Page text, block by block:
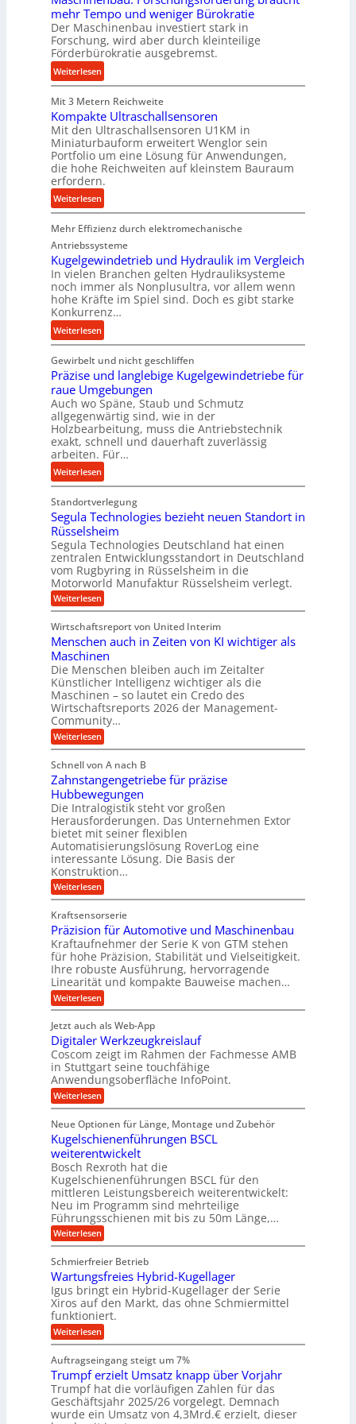
s
s
K
o
e
n
i
g
&
a
u
e
r
u
n
g
e
n
f
ü
r
d
i
e
P
r
o
d
t
i
o
n
i
n
d
e
n
M
i
t
t
e
l
a
n
d
mehr Tempo und weniger Bürokratie
Der Maschinenbau investiert stark in
Forschung, wird aber durch kleinteilige
Förderbürokratie ausgebremst.
Weiterlesen:
M
a
s
c
h
i
n
e
n
u
:
F
o
r
c
h
u
n
g
s
f
ö
r
d
r
u
n
b
r
a
u
c
h
t
m
e
h
r
T
e
m
p
o
u
n
d
w
e
n
i
g
e
r
B
ü
r
o
r
a
t
i
e
Mit 3 Metern Reichweite
Kompakte Ultraschallsensoren
Mit den Ultraschallsensoren U1KM in
Miniaturbauform erweitert Wenglor sein
Portfolio um eine Lösung für Anwendungen,
die hohe Reichweiten auf kleinstem Bauraum
erfordern.
Weiterlesen:
K
o
m
p
a
k
t
e
U
l
t
r
a
s
c
h
a
l
l
s
e
n
s
o
r
e
n
Mehr Effizienz durch elektromechanische
Antriebssysteme
Kugelgewindetrieb und Hydraulik im Vergleich
In vielen Branchen gelten Hydrauliksysteme
noch immer als Nonplusultra, vor allem wenn
hohe Kräfte im Spiel sind. Doch es gibt starke
Konkurrenz…
Weiterlesen:
K
u
g
e
l
g
e
w
i
n
t
r
e
b
u
n
d
H
y
d
r
a
u
l
i
k
i
m
V
e
r
g
l
e
i
c
h
Gewirbelt und nicht geschliffen
Präzise und langlebige Kugelgewindetriebe für
raue Umgebungen
Auch wo Späne, Staub und Schmutz
allgegenwärtig sind, wie in der
Holzbearbeitung, muss die Antriebstechnik
exakt, schnell und dauerhaft zuverlässig
arbeiten. Für…
Weiterlesen:
P
r
ä
z
i
e
u
n
l
a
n
g
l
e
b
i
K
u
g
e
l
g
e
w
n
d
e
t
r
i
e
b
e
f
ü
r
r
a
u
e
U
m
g
e
b
u
n
g
e
n
Standortverlegung
Segula Technologies bezieht neuen Standort in
Rüsselsheim
Segula Technologies Deutschland hat einen
zentralen Entwicklungsstandort in Deutschland
vom Rugbyring in Rüsselsheim in die
Motorworld Manufaktur Rüsselsheim verlegt.
Weiterlesen:
S
g
u
l
a
T
e
c
h
n
o
l
o
g
i
e
s
b
e
z
i
e
h
t
n
e
e
n
S
t
a
n
d
o
r
i
n
R
ü
s
s
e
l
s
h
e
i
m
Wirtschaftsreport von United Interim
Menschen auch in Zeiten von KI wichtiger als
Maschinen
Die Menschen bleiben auch im Zeitalter
Künstlicher Intelligenz wichtiger als die
Maschinen – so lautet ein Credo des
Wirtschaftsreports 2026 der Management-
Community…
Weiterlesen:
M
n
s
c
h
e
n
a
u
c
h
i
n
Z
e
e
n
v
o
n
K
I
w
i
c
h
t
i
g
e
a
l
s
M
a
s
c
h
i
n
e
n
Schnell von A nach B
Zahnstangengetriebe für präzise
Hubbewegungen
Die Intralogistik steht vor großen
Herausforderungen. Das Unternehmen Extor
bietet mit seiner flexiblen
Automatisierungslösung RoverLog eine
interessante Lösung. Die Basis der
Konstruktion…
Weiterlesen:
Z
h
n
s
t
a
n
g
e
n
e
t
r
i
e
b
e
f
r
p
r
ä
z
i
s
e
H
u
b
e
w
e
g
u
n
g
e
Kraftsensorserie
Präzision für Automotive und Maschinenbau
Kraftaufnehmer der Serie K von GTM stehen
für hohe Präzision, Stabilität und Vielseitigkeit.
Ihre robuste Ausführung, hervorragende
Linearität und kompakte Bauweise machen…
Weiterlesen:
P
ä
z
i
s
i
o
n
f
r
A
u
t
o
m
o
t
i
v
e
n
d
M
a
s
c
h
i
e
n
b
a
u
Jetzt auch als Web-App
Digitaler Werkzeugkreislauf
Coscom zeigt im Rahmen der Fachmesse AMB
in Stuttgart seine touchfähige
Anwendungsoberfläche InfoPoint.
Weiterlesen:
D
g
i
t
a
l
e
r
W
e
r
k
z
e
u
g
k
r
e
i
s
a
u
f
Neue Optionen für Länge, Montage und Zubehör
Kugelschienenführungen BSCL
weiterentwickelt
Bosch Rexroth hat die
Kugelschienenführungen BSCL für den
mittleren Leistungsbereich weiterentwickelt:
Neu im Programm sind mehrteilige
Führungsschienen mit bis zu 50m Länge,…
Weiterlesen:
K
g
e
l
s
c
h
i
e
e
n
f
ü
h
r
Schmierfreier Betrieb
Wartungsfreies Hybrid-Kugellager
Igus bringt ein Hybrid-Kugellager der Serie
Xiros auf den Markt, das ohne Schmiermittel
funktioniert.
Weiterlesen:
W
r
t
u
n
g
s
Auftragseingang steigt um 7%
Trumpf erzielt Umsatz knapp über Vorjahr
Trumpf hat die vorläufigen Zahlen für das
Geschäftsjahr 2025/26 vorgelegt. Demnach
wurde ein Umsatz von 4,3Mrd.€ erzielt, dieser